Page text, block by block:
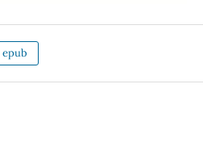
epub